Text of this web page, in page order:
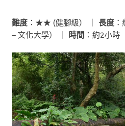
難度 ：★★ (健腳級） ｜ 長度
– 文化大學） ｜
時間 ：約2小時